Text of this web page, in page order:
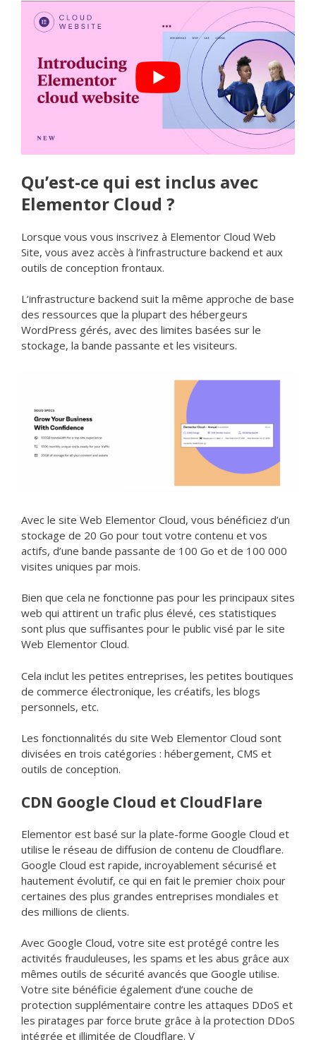
Qu’est-ce qui est inclus avec
Elementor Cloud ?
Lorsque vous vous inscrivez à Elementor Cloud Web
Site, vous avez accès à l’infrastructure backend et aux
outils de conception frontaux.
L’infrastructure backend suit la même approche de base
des ressources que la plupart des hébergeurs
WordPress gérés, avec des limites basées sur le
stockage, la bande passante et les visiteurs.
Avec le site Web Elementor Cloud, vous bénéficiez d’un
stockage de 20 Go pour tout votre contenu et vos
actifs, d’une bande passante de 100 Go et de 100 000
visites uniques par mois.
Bien que cela ne fonctionne pas pour les principaux sites
web qui attirent un trafic plus élevé, ces statistiques
sont plus que suffisantes pour le public visé par le site
Web Elementor Cloud.
Cela inclut les petites entreprises, les petites boutiques
de commerce électronique, les créatifs, les blogs
personnels, etc.
Les fonctionnalités du site Web Elementor Cloud sont
divisées en trois catégories : hébergement, CMS et
outils de conception.
CDN Google Cloud et CloudFlare
Elementor est basé sur la plate-forme Google Cloud et
utilise le réseau de diffusion de contenu de Cloudflare.
Google Cloud est rapide, incroyablement sécurisé et
hautement évolutif, ce qui en fait le premier choix pour
certaines des plus grandes entreprises mondiales et
des millions de clients.
Avec Google Cloud, votre site est protégé contre les
activités frauduleuses, les spams et les abus grâce aux
mêmes outils de sécurité avancés que Google utilise.
Votre site bénéficie également d’une couche de
protection supplémentaire contre les attaques DDoS et
les piratages par force brute grâce à la protection DDoS
intégrée et illimitée de Cloudflare. V